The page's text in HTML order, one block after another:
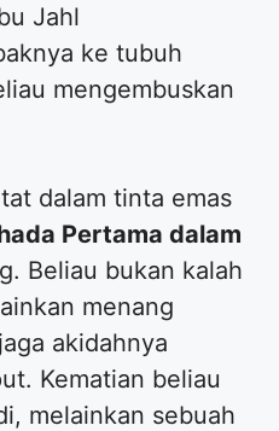
Jahl
ke tubuh
mengembuskan
dalam tinta emas
Pertama dalam
Beliau bukan kalah
menang
akidahnya
Kematian beliau
melainkan sebuah